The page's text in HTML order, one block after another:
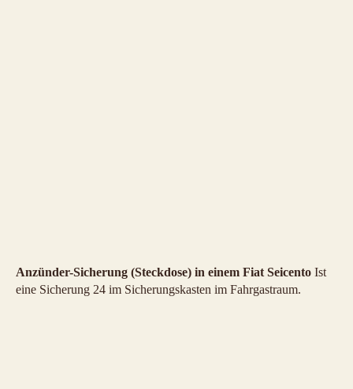
Anzünder-Sicherung (Steckdose) in einem Fiat Seicento Ist
eine Sicherung 24 im Sicherungskasten im Fahrgastraum.